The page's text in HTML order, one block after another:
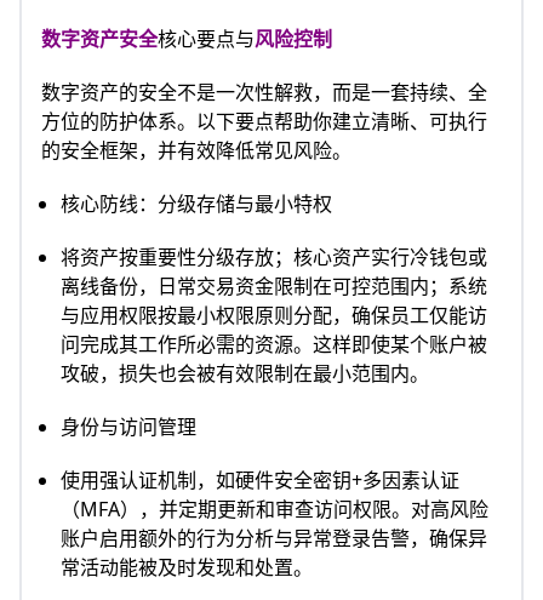
数字资产安全核心要点与风险控制
数字资产的安全不是一次性解救，而是一套持续、全
方位的防护体系。以下要点帮助你建立清晰、可执行
的安全框架，并有效降低常见风险。
核心防线：分级存储与最小特权
将资产按重要性分级存放；核心资产实行冷钱包或
离线备份，日常交易资金限制在可控范围内；系统
与应用权限按最小权限原则分配，确保员工仅能访
问完成其工作所必需的资源。这样即使某个账户被
攻破，损失也会被有效限制在最小范围内。
身份与访问管理
使用强认证机制，如硬件安全密钥+多因素认证
（MFA），并定期更新和审查访问权限。对高风险
账户启用额外的行为分析与异常登录告警，确保异
常活动能被及时发现和处置。